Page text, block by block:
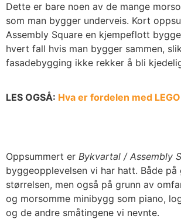
Dette er bare noen av de mange
som man bygger underveis. Kort
Assembly Square en kjempeflott
hvert fall hvis man bygger sammen,
fasadebygging ikke rekker å bli
LES OGSÅ: Hva er fordelen med
Oppsummert er Bykvartal / Assembly
byggeopplevelsen vi har hatt. Både på
størrelsen, men også på grunn av
og morsomme minibygg som piano,
og de andre småtingene vi nevnte.